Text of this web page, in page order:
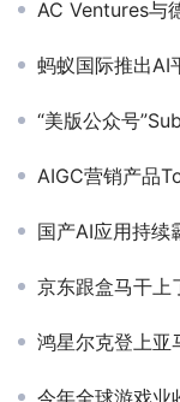
AC Ventures与德勤发布
蚂蚁国际推出AI平台
“美版公众号
AIGC营销产品
国产AI应用持续霸
京东跟盒马干上
鸿星尔克登上亚